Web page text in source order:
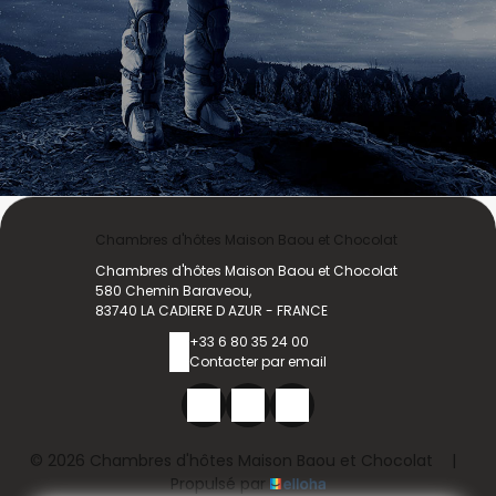
Chambres d'hôtes Maison Baou et Chocolat
Chambres d'hôtes Maison Baou et Chocolat
580 Chemin Baraveou,
83740 LA CADIERE D AZUR - FRANCE
+33 6 80 35 24 00
Contacter par email
© 2026 Chambres d'hôtes Maison Baou et Chocolat
|
Propulsé par